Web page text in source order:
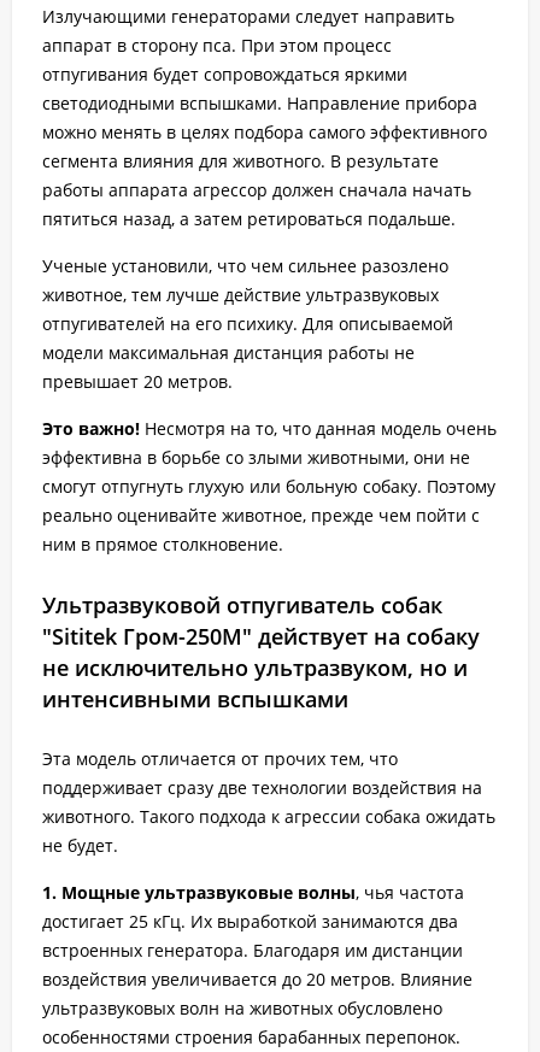
Излучающими генераторами следует направить
аппарат в сторону пса. При этом процесс
отпугивания будет сопровождаться яркими
светодиодными вспышками. Направление прибора
можно менять в целях подбора самого эффективного
сегмента влияния для животного. В результате
работы аппарата агрессор должен сначала начать
пятиться назад, а затем ретироваться подальше.
Ученые установили, что чем сильнее разозлено
животное, тем лучше действие ультразвуковых
отпугивателей на его психику. Для описываемой
модели максимальная дистанция работы не
превышает 20 метров.
Это важно! Несмотря на то, что данная модель очень
эффективна в борьбе со злыми животными, они не
смогут отпугнуть глухую или больную собаку. Поэтому
реально оценивайте животное, прежде чем пойти с
ним в прямое столкновение.
Ультразвуковой отпугиватель собак
"Sititek Гром-250М" действует на собаку
не исключительно ультразвуком, но и
интенсивными вспышками
Эта модель отличается от прочих тем, что
поддерживает сразу две технологии воздействия на
животного. Такого подхода к агрессии собака ожидать
не будет.
1. Мощные ультразвуковые волны, чья частота
достигает 25 кГц. Их выработкой занимаются два
встроенных генератора. Благодаря им дистанции
воздействия увеличивается до 20 метров. Влияние
ультразвуковых волн на животных обусловлено
особенностями строения барабанных перепонок.